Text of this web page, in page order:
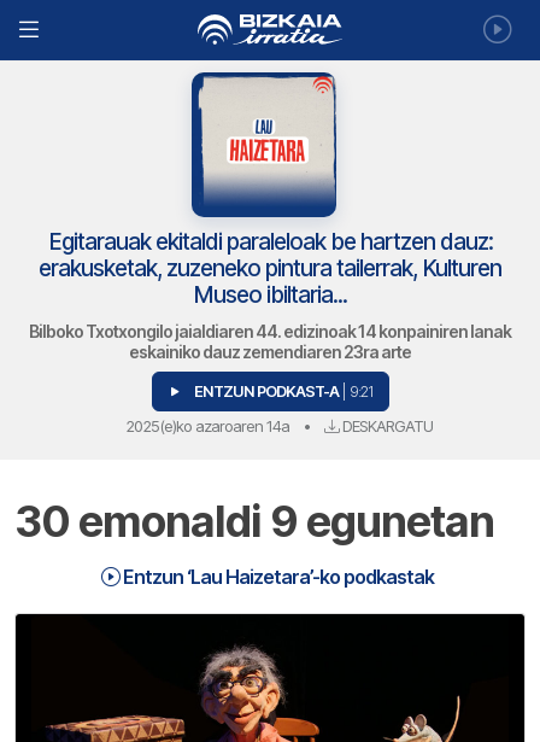
Egitarauak ekitaldi paraleloak be hartzen dauz:
erakusketak, zuzeneko pintura tailerrak, Kulturen
Museo ibiltaria...
Bilboko Txotxongilo jaialdiaren 44. edizinoak 14 konpainiren lanak
eskainiko dauz zemendiaren 23ra arte
ENTZUN PODKAST-A | 9:21
2025(e)ko azaroaren 14a • DESKARGATU
30 emonaldi 9 egunetan
Entzun ‘Lau Haizetara’-ko podkastak